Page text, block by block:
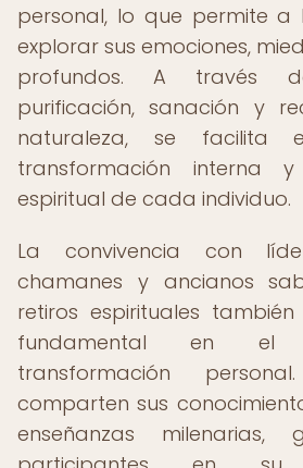
personal, lo que permite a
explorar sus emociones,
profundos. A través
purificación, sanación y
naturaleza, se facilita
transformación interna
espiritual de cada individuo.
La convivencia con
chamanes y ancianos
retiros espirituales
fundamental en el
transformación
comparten sus
enseñanzas